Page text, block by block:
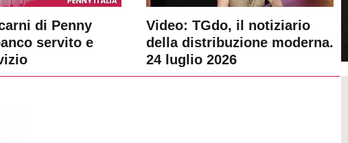
di Penny
servito e
Video: TGdo, il notiziario
della distribuzione moderna.
24 luglio 2026